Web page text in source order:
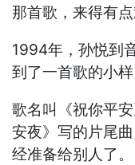
那首歌，来得有点
1994年，孙悦到
到了一首歌的小样
歌名叫《祝你平
安夜》写的片尾
经准备给别人了。